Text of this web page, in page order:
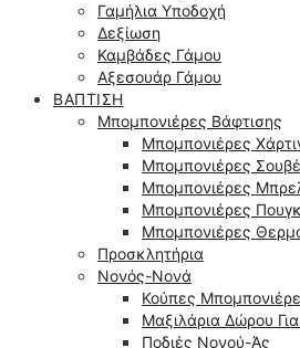
Γαμήλια Υποδοχή
Δεξίωση
Καμβάδες Γάμου
Αξεσουάρ Γάμου
ΒΆΠΤΙΣΗ
Μπομπονιέρες Βάφτισης
Μπομπονιέρες
Μπομπονιέρες
Μπομπονιέρες
Μπομπονιέρες
Μπομπονιέρες
Προσκλητήρια
Νονός-Νονά
Κούπες
Μαξιλάρια Δώρου
Ποδιές Νονού-Άς